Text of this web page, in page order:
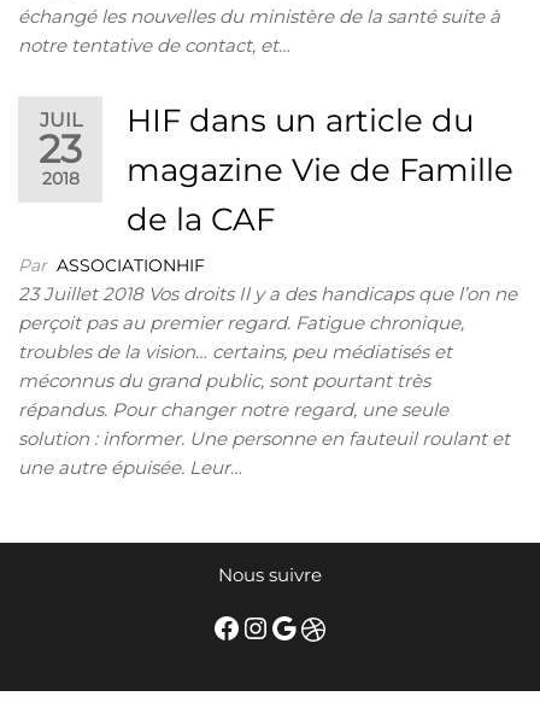
échangé les nouvelles du ministère de la santé suite à
notre tentative de contact, et…
JUIL
23
2018
HIF dans un article du
magazine Vie de Famille
de la CAF
Par ASSOCIATIONHIF
23 Juillet 2018 Vos droits Il y a des handicaps que l’on ne
perçoit pas au premier regard. Fatigue chronique,
troubles de la vision… certains, peu médiatisés et
méconnus du grand public, sont pourtant très
répandus. Pour changer notre regard, une seule
solution : informer. Une personne en fauteuil roulant et
une autre épuisée. Leur…
Nous suivre
Facebook
Instagram
Google
Dribbble